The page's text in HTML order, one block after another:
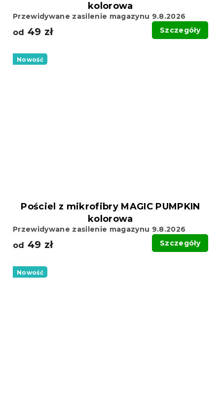
kolorowa
Przewidywane zasilenie magazynu 9.8.2026
od 49 zł Szczegóły
Nowość
Pościel z mikrofibry MAGIC PUMPKIN
kolorowa
Przewidywane zasilenie magazynu 9.8.2026
od 49 zł Szczegóły
Nowość